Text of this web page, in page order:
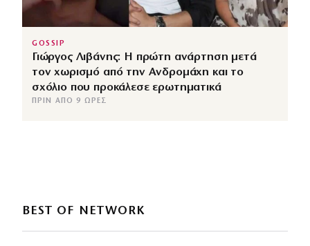
GOSSIP
Γιώργος Λιβάνης: Η πρώτη ανάρτηση μετά
τον χωρισμό από την Ανδρομάχη και το
σχόλιο που προκάλεσε ερωτηματικά
ΠΡΙΝ ΑΠΌ 9 ΏΡΕΣ
BEST OF NETWORK